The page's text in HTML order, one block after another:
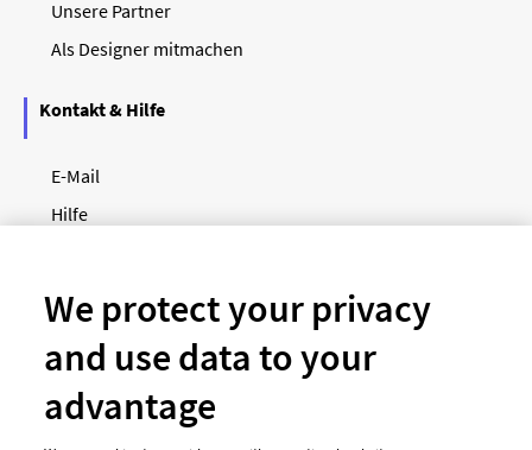
Unsere Partner
Als Designer mitmachen
Kontakt & Hilfe
E-Mail
Hilfe
Unsere Zahlungsarten
We protect your privacy
and use data to your
advantage